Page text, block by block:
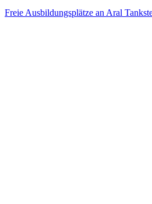
Freie Ausbildungsplätze an Aral